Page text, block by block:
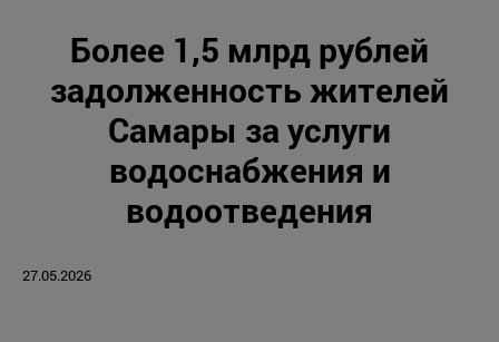
Более 1,5 млрд рублей
задолженность жителей
Самары за услуги
водоснабжения и
водоотведения
27.05.2026